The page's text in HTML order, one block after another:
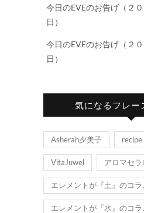
今日のEVEのお告げ（２
日）
今日のEVEのお告げ（２
日）
気になるフレー
Asherah夕美子 recipe
VitaJuwel アロマセラ
エレメントが『土』のコラ
エレメントが『水』のコラ